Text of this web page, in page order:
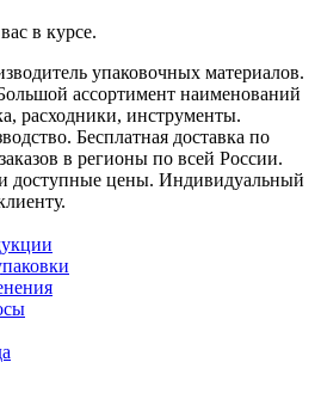
в курсе.
упаковочных материалов.
ассортимент наименований
расходники, инструменты.
Бесплатная доставка по
в регионы по всей России.
и доступные цены. Индивидуальный